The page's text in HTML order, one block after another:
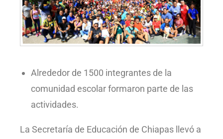
Alrededor de 1500 integrantes de la
comunidad escolar formaron parte de las
actividades.
La Secretaría de Educación de Chiapas llevó a